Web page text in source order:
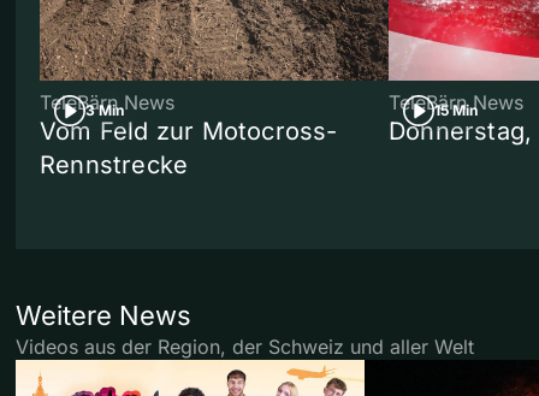
3 Min
TeleBärn News
Vom Feld zur Motocross-
Rennstrecke
15 Min
TeleBärn News
Weitere News
Videos aus der Region, der Schweiz und aller Welt